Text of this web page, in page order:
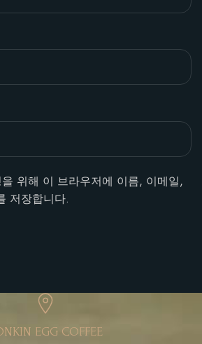
위해 이 브라우저에 이름, 이메일,
저장합니다.
EGG COFFEE